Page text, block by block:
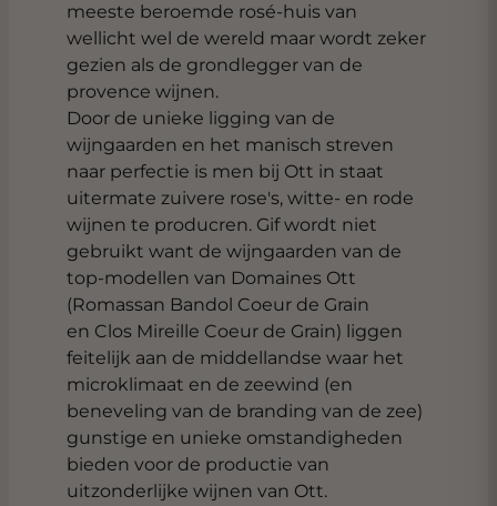
meeste beroemde rosé-huis van
wellicht wel de wereld maar wordt zeker
gezien als de grondlegger van de
provence wijnen.
Door de unieke ligging van de
wijngaarden en het manisch streven
naar perfectie is men bij Ott in staat
uitermate zuivere rose's, witte- en rode
wijnen te producren. Gif wordt niet
gebruikt want de wijngaarden van de
top-modellen van Domaines Ott
(Romassan Bandol Coeur de Grain
en Clos Mireille Coeur de Grain) liggen
feitelijk aan de middellandse waar het
microklimaat en de zeewind (en
beneveling van de branding van de zee)
gunstige en unieke omstandigheden
bieden voor de productie van
uitzonderlijke wijnen van Ott.